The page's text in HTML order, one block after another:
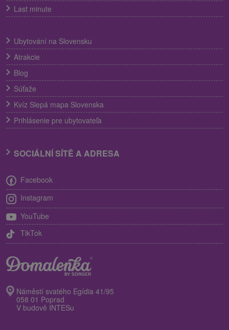
Last minute
Ubytování na Slovensku
Atrakcie
Blog
Súťaže
Kvíz Slepá mapa Slovenska
Prihlásenie pre ubytovateľa
SOCIÁLNÍ SÍTĚ A ADRESA
Facebook
Instagram
YouTube
TikTok
Náměstí svatého Egídia 41/95
058 01 Poprad
V budově INTESu